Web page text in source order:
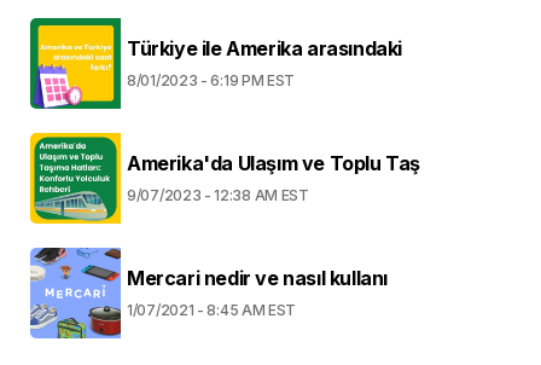
Türkiye ile Amerika arasındaki
8/01/2023 - 6:19 PM EST
Amerika'da Ulaşım ve Toplu Taş
9/07/2023 - 12:38 AM EST
Mercari nedir ve nasıl kullanı
1/07/2021 - 8:45 AM EST